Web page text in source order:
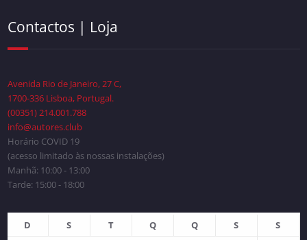
Contactos | Loja
Avenida Rio de Janeiro, 27 C,
1700-336 Lisboa, Portugal.
(00351) 214.001.788
info@autores.club
Horário COVID 19
(acesso limitado às nossas instalações)
Manhã: 10:00 - 13:00
Tarde: 15:00 - 18:00
D S T Q Q S S